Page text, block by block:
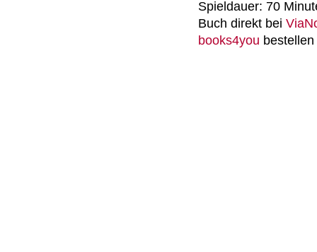
Spieldauer: 70
Buch direkt bei
books4you bestellen